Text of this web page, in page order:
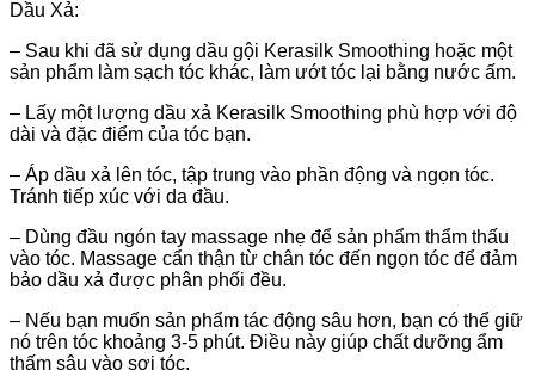
Dầu Xả:
– Sau khi đã sử dụng dầu gội Kerasilk Smoothing hoặc một
sản phẩm làm sạch tóc khác, làm ướt tóc lại bằng nước ấm.
– Lấy một lượng dầu xả Kerasilk Smoothing phù hợp với độ
dài và đặc điểm của tóc bạn.
– Áp dầu xả lên tóc, tập trung vào phần động và ngọn tóc.
Tránh tiếp xúc với da đầu.
– Dùng đầu ngón tay massage nhẹ để sản phẩm thẩm thấu
vào tóc. Massage cẩn thận từ chân tóc đến ngọn tóc để đảm
bảo dầu xả được phân phối đều.
– Nếu bạn muốn sản phẩm tác động sâu hơn, bạn có thể giữ
nó trên tóc khoảng 3-5 phút. Điều này giúp chất dưỡng ẩm
thấm sâu vào sợi tóc.